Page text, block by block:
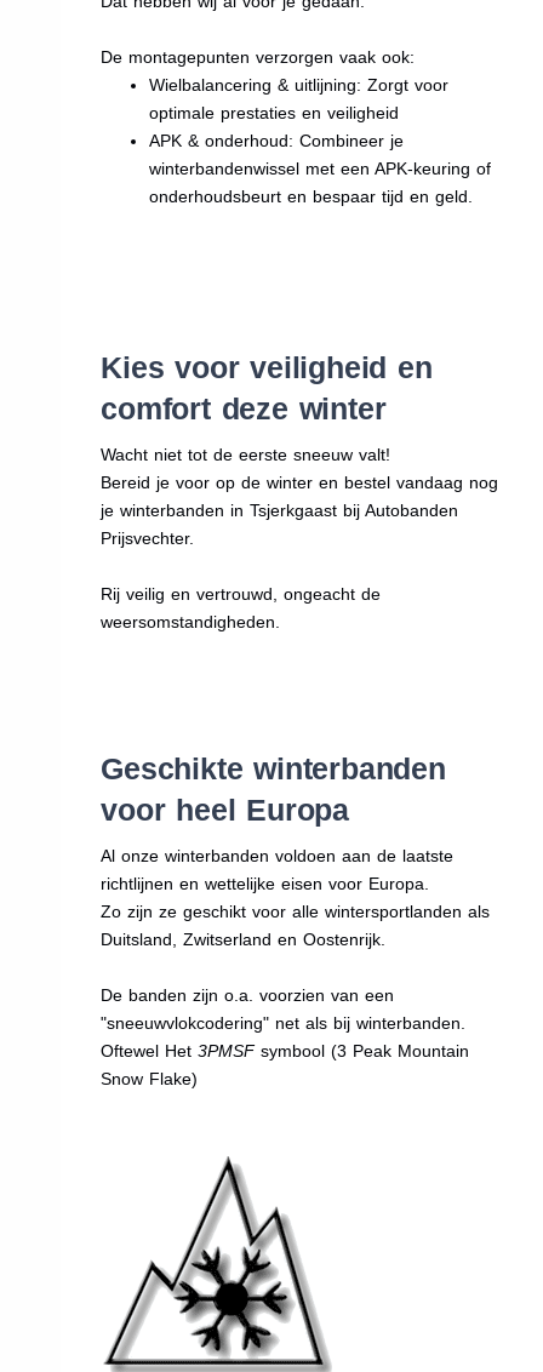
De montagepunten verzorgen vaak ook:
Wielbalancering & uitlijning: Zorgt voor
optimale prestaties en veiligheid
APK & onderhoud: Combineer je
winterbandenwissel met een APK-keuring of
onderhoudsbeurt en bespaar tijd en geld.
Kies voor veiligheid en
comfort deze winter
Wacht niet tot de eerste sneeuw valt!
Bereid je voor op de winter en bestel vandaag nog
je winterbanden in Tsjerkgaast bij Autobanden
Prijsvechter.
Rij veilig en vertrouwd, ongeacht de
weersomstandigheden.
Geschikte winterbanden
voor heel Europa
Al onze winterbanden voldoen aan de laatste
richtlijnen en wettelijke eisen voor Europa.
Zo zijn ze geschikt voor alle wintersportlanden als
Duitsland, Zwitserland en Oostenrijk.
De banden zijn o.a. voorzien van een
"sneeuwvlokcodering" net als bij winterbanden.
Oftewel Het3PMSFsymbool (3 Peak Mountain
Snow Flake)